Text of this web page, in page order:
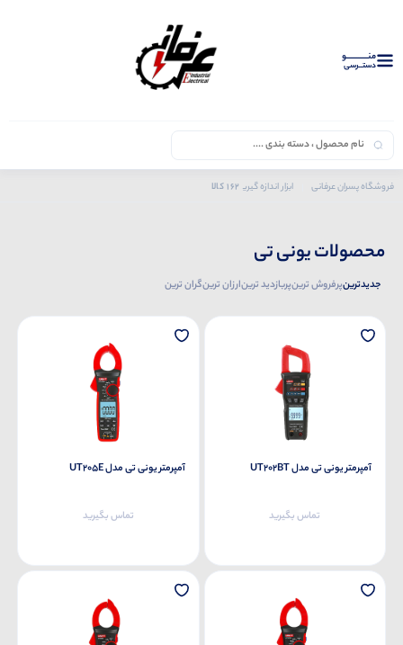
منــــــــــــو
دستــرسی
فروشگاه پسران عرفانی ابزار اندازه گیری محصولات یونی تی162 کالا
محصولات یونی تی
جدیدترینپرفروش ترینپربازدید ترینارزان ترینگران ترین
آمپرمتر یونی تی مدل UT202BT
تماس بگیرید
آمپرمتر یونی تی مدل UT205E
تماس بگیرید